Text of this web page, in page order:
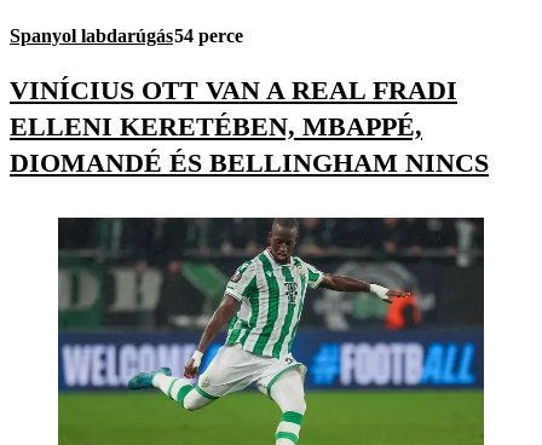
Spanyol labdarúgás54 perce
VINÍCIUS OTT VAN A REAL FRADI
ELLENI KERETÉBEN, MBAPPÉ,
DIOMANDÉ ÉS BELLINGHAM NINCS